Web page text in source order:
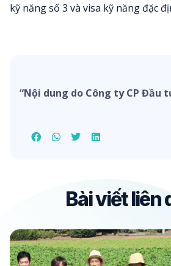
kỹ năng số 3 và visa kỹ năng đặc
“Nội dung do Công ty CP Đầu
Bài viết liên